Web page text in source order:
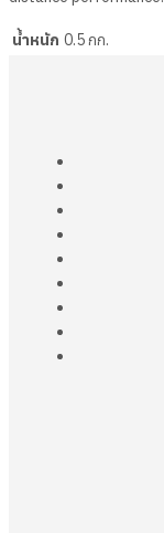
น้ำหนัก 0.5 กก.